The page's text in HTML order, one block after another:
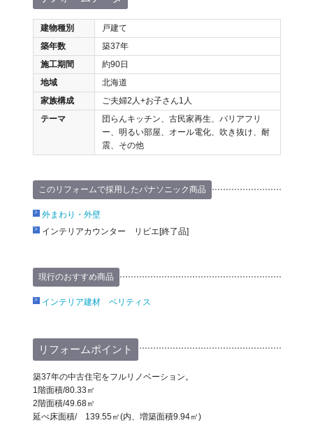
建物種別
戸建て
築年数
築37年
施工期間
約90日
地域
北海道
家族構成
ご夫婦2人+お子さん1人
テーマ
団らんキッチン、古民家再生、バリアフリ
ー、明るい部屋、オール電化、吹き抜け、耐
震、その他
このリフォームで採用したパナソニック商品
外まわり・外壁
インテリアカウンター リビエ[終了品]
現行のおすすめ商品
インテリア建材 ベリティス
リフォームポイント
築37年の中古住宅をフルリノベーション。
1階面積/80.33㎡
2階面積/49.68㎡
延べ床面積/ 139.55㎡(内、増築面積9.94㎡)